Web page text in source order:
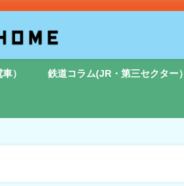
） 鉄道コラム(JR・第三セクター）